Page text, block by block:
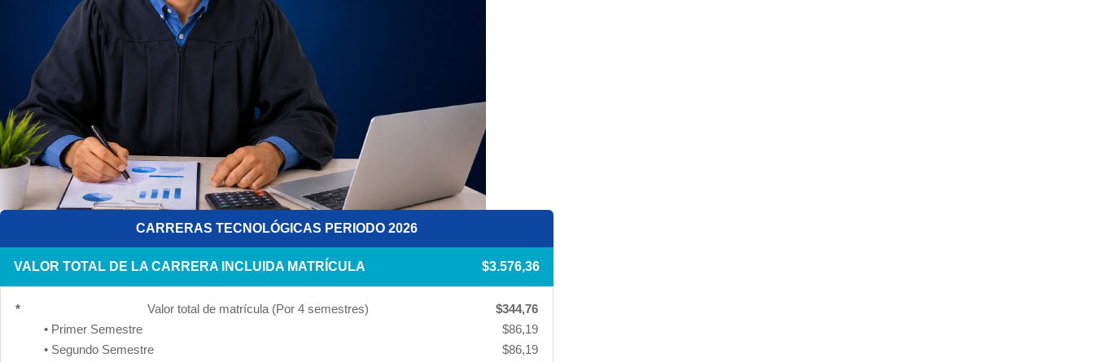
CARRERAS TECNOLÓGICAS PERIODO 2026
VALOR TOTAL DE LA CARRERA INCLUIDA MATRÍCULA $3.576,36
* Valor total de matrícula (Por 4 semestres)
$344,76
• Primer Semestre
$86,19
• Segundo Semestre
$86,19